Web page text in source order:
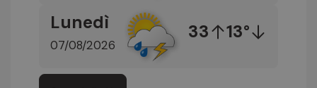
Lunedì
07/08/2026
33 13°